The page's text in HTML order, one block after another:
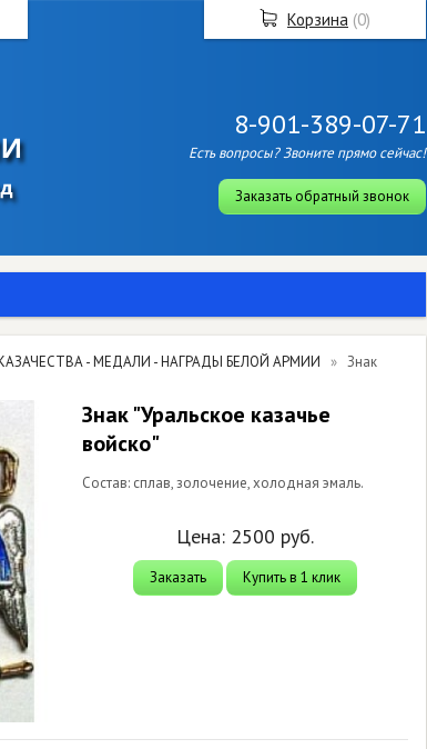
8-901-389-07-71
Есть вопросы? Звоните прямо сейчас!
Заказать обратный звонок
- МЕДАЛИ - НАГРАДЫ БЕЛОЙ АРМИИ
Знак
Знак "Уральское казачье
войско"
Состав: сплав, золочение, холодная эмаль.
Цена: 2500 руб.
Заказать Купить в 1 клик
Корзина (0)